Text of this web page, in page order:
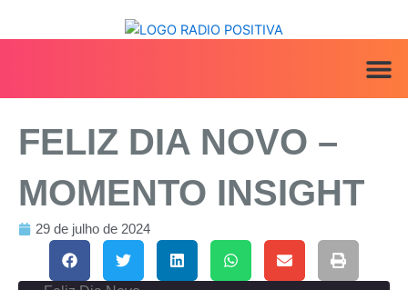
FELIZ DIA NOVO –
MOMENTO INSIGHT
29 de julho de 2024